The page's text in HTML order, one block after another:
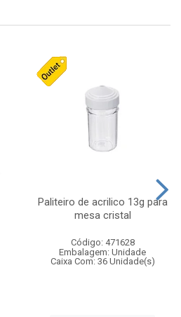
Paliteiro de acrilico 13g para
mesa cristal
Código: 471628
Embalagem: Unidade
Caixa Com: 36 Unidade(s)